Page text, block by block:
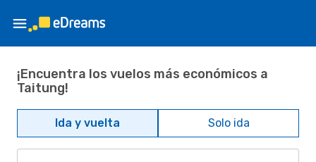
¡Encuentra los vuelos más económicos a
Taitung!
Ida y vuelta Solo ida